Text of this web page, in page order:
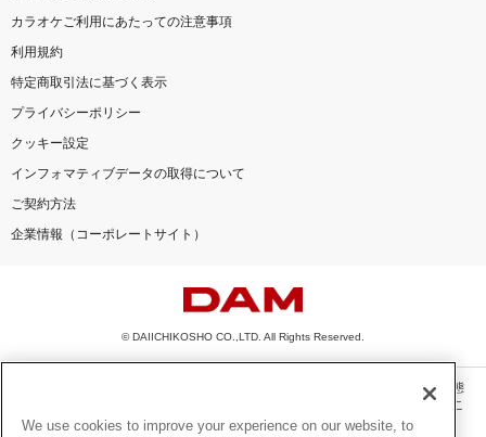
カラオケご利用にあたっての注意事項
利用規約
特定商取引法に基づく表示
プライバシーポリシー
クッキー設定
インフォマティブデータの取得について
ご契約方法
企業情報（コーポレートサイト）
© DAIICHIKOSHO CO.,LTD. All Rights Reserved.
このサイトに掲載されている一切の文章・画像・写真・動画・音声等を、手段や形態
を問わず、著作権法の定める範囲を超えて無断で複製、転載、ファイル化などするこ
とを禁じます。
We use cookies to improve your experience on our website, to